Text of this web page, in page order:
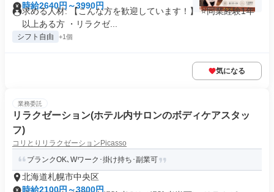
時給2640円～3990円
求める人材: 【こんな方を歓迎しています！】 ⭐️同業経験1年
以上ある方 ・リラクゼ...
シフト自由 +1個
気になる
業務委託
リラクゼーション(ホテル内サロンのボディケアスタッ
フ)
コリとりリラクゼーションPicasso
ブランクOK､Wワーク･掛け持ち･副業可
北海道札幌市中央区
時給2100円～3800円